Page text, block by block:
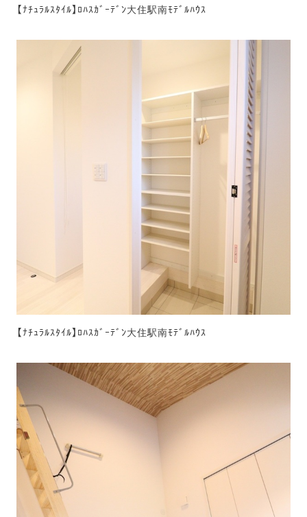
【ﾅﾁｭﾗﾙｽﾀｲﾙ】ﾛﾊｽｶﾞｰﾃﾞﾝ大住駅南ﾓﾃﾞﾙﾊｳｽ
【ﾅﾁｭﾗﾙｽﾀｲﾙ】ﾛﾊｽｶﾞｰﾃﾞﾝ大住駅南ﾓﾃﾞﾙﾊｳｽ